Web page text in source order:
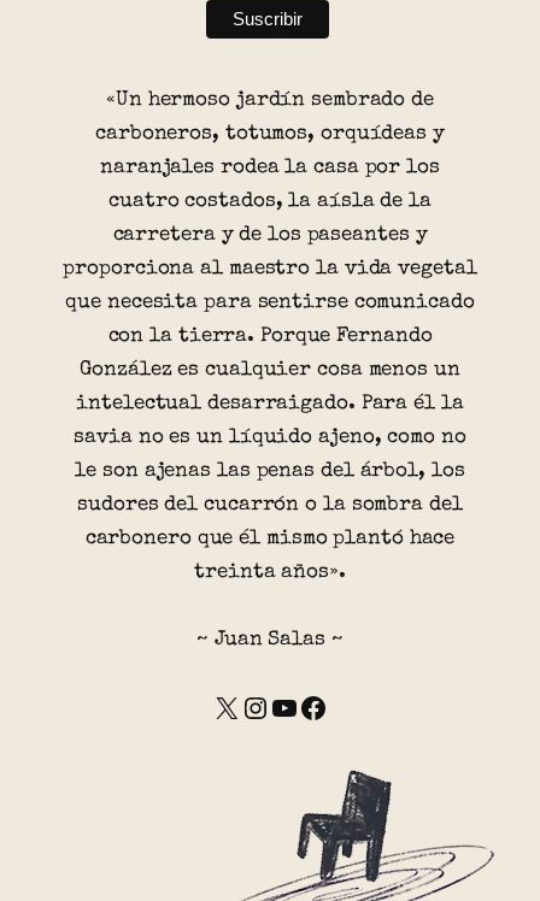
«Un hermoso jardín sembrado de
carboneros, totumos, orquídeas y
naranjales rodea la casa por los
cuatro costados, la aísla de la
carretera y de los paseantes y
proporciona al maestro la vida vegetal
que necesita para sentirse comunicado
con la tierra. Porque Fernando
González es cualquier cosa menos un
intelectual desarraigado. Para él la
savia no es un líquido ajeno, como no
le son ajenas las penas del árbol, los
sudores del cucarrón o la sombra del
carbonero que él mismo plantó hace
treinta años».
~ Juan Salas ~
X Instagram YouTube Facebook